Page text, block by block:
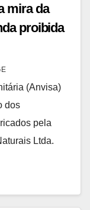
mira da
proibida
(Anvisa)
dos
pela
Ltda.